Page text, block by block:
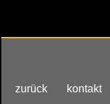
zurück kontakt